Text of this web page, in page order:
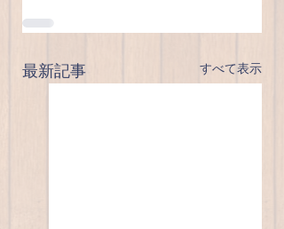
最新記事 すべて表示